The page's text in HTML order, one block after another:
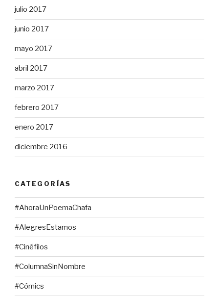
julio 2017
junio 2017
mayo 2017
abril 2017
marzo 2017
febrero 2017
enero 2017
diciembre 2016
CATEGORÍAS
#AhoraUnPoemaChafa
#AlegresEstamos
#Cinéfilos
#ColumnaSinNombre
#Cómics